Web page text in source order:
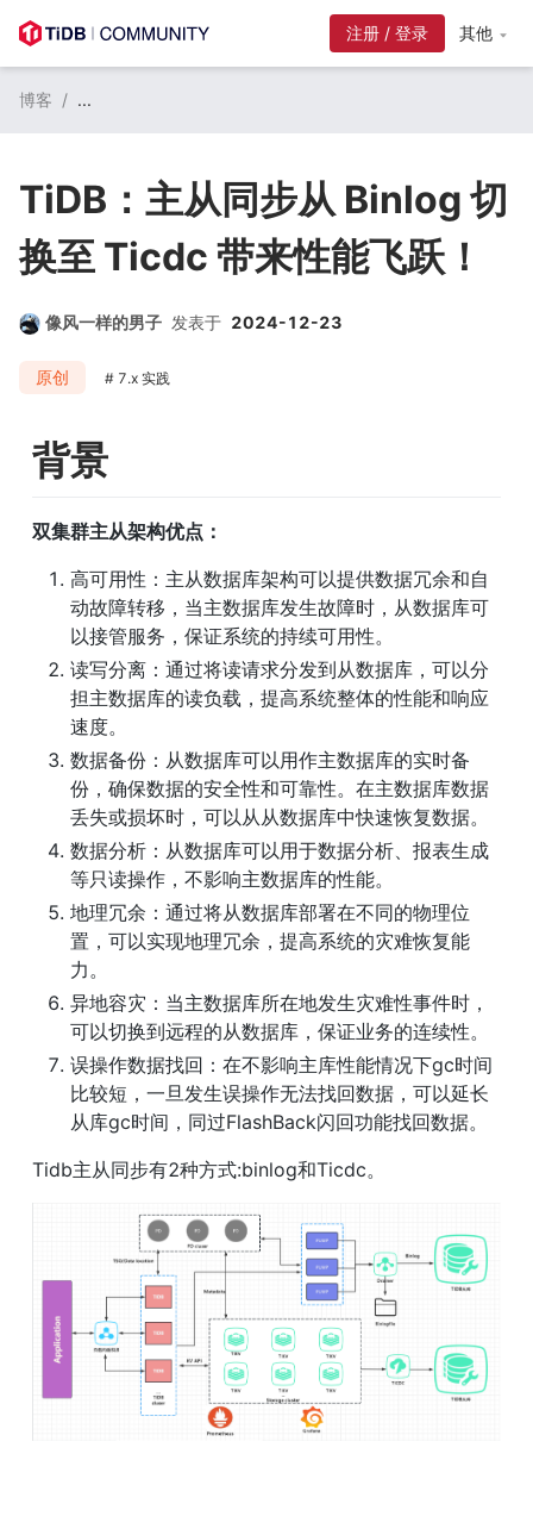
注册 / 登录 其他
博客 / ...
TiDB：主从同步从 Binlog 切
换至 Ticdc 带来性能飞跃！
像风一样的男子 发表于 2024-12-23
原创 7.x 实践
背景
双集群主从架构优点：
高可用性：主从数据库架构可以提供数据冗余和自
动故障转移，当主数据库发生故障时，从数据库可
以接管服务，保证系统的持续可用性。
读写分离：通过将读请求分发到从数据库，可以分
担主数据库的读负载，提高系统整体的性能和响应
速度。
数据备份：从数据库可以用作主数据库的实时备
份，确保数据的安全性和可靠性。在主数据库数据
丢失或损坏时，可以从从数据库中快速恢复数据。
数据分析：从数据库可以用于数据分析、报表生成
等只读操作，不影响主数据库的性能。
地理冗余：通过将从数据库部署在不同的物理位
置，可以实现地理冗余，提高系统的灾难恢复能
力。
异地容灾：当主数据库所在地发生灾难性事件时，
可以切换到远程的从数据库，保证业务的连续性。
误操作数据找回：在不影响主库性能情况下gc时间
比较短，一旦发生误操作无法找回数据，可以延长
从库gc时间，同过FlashBack闪回功能找回数据。
Tidb主从同步有2种方式:binlog和Ticdc。